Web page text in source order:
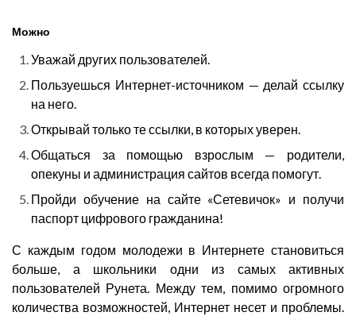
Можно
Уважай других пользователей.
Пользуешься Интернет-источником — делай ссылку
на него.
Открывай только те ссылки, в которых уверен.
Общаться за помощью взрослым — родители,
опекуны и администрация сайтов всегда помогут.
Пройди обучение на сайте «Сетевичок» и получи
паспорт цифрового гражданина!
С каждым годом молодежи в Интернете становиться
больше, а школьники одни из самых активных
пользователей Рунета. Между тем, помимо огромного
количества возможностей, Интернет несет и проблемы.